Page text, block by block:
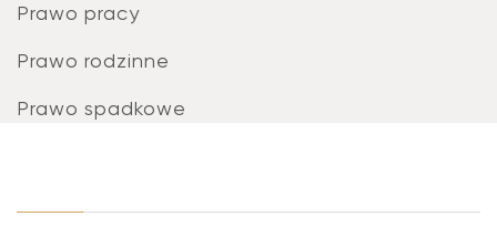
Prawo pracy
Prawo rodzinne
Prawo spadkowe